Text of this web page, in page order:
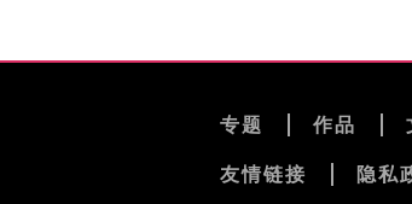
专题 作品
友情链接 隐私